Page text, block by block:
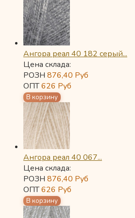
Ангора реал 40 182 серый...
Цена склада:
РОЗН 876,40 Руб
ОПТ626 Руб
Ангора реал 40 067...
Цена склада:
РОЗН 876,40 Руб
ОПТ626 Руб